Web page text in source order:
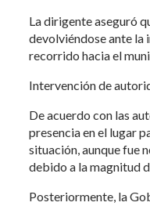
La dirigente aseguró
devolviéndose ante la
recorrido hacia el
Intervención de
De acuerdo con las
presencia en el lugar
situación, aunque fue
debido a la magnitud
Posteriormente, la